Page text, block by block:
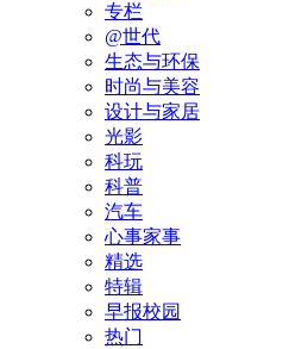
专栏
@世代
生态与环保
时尚与美容
设计与家居
光影
科玩
科普
汽车
心事家事
精选
特辑
早报校园
热门